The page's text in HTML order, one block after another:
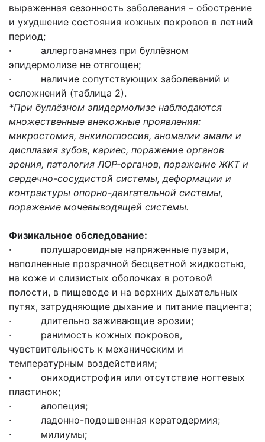
выраженная сезонность заболевания – обострение
и ухудшение состояния кожных покровов в летний
период;
· аллергоанамнез при буллёзном
эпидермолизе не отягощен;
· наличие сопутствующих заболеваний и
осложнений (таблица 2).
*При буллёзном эпидермолизе наблюдаются
множественные внекожные проявления:
микростомия, анкилоглоссия, аномалии эмали и
дисплазия зубов, кариес, поражение органов
зрения, патология ЛОР-органов, поражение ЖКТ и
сердечно-сосудистой системы, деформации и
контрактуры опорно-двигательной системы,
поражение мочевыводящей системы.
Физикальное обследование:
· полушаровидные напряженные пузыри,
наполненные прозрачной бесцветной жидкостью,
на коже и слизистых оболочках в ротовой
полости, в пищеводе и на верхних дыхательных
путях, затрудняющие дыхание и питание пациента;
· длительно заживающие эрозии;
· ранимость кожных покровов,
чувствительность к механическим и
температурным воздействиям;
· ониходистрофия или отсутствие ногтевых
пластинок;
· алопеция;
· ладонно-подошвенная кератодермия;
· милиумы;